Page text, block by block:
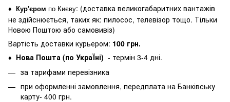
♦ Кур'єром по Києву: (доставка великогабаритних вантажів
не здійснюється, таких як: пилосос, телевізор тощо. Тільки
Новою Поштою або самовивіз)
Вартість доставки курьером: 100 грн.
♦ Нова Пошта (по УкраЇні) - термін 3-4 дні.
за тарифами перевізника
при оформленні замовлення, передплата на Банківську
карту- 400 грн.